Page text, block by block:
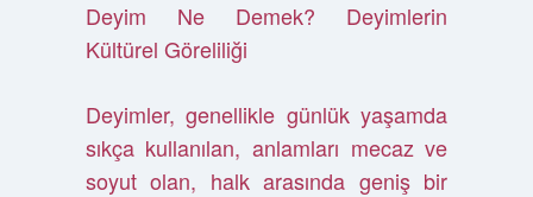
Deyim Ne Demek? Deyimlerin
Kültürel Göreliliği
Deyimler, genellikle günlük yaşamda
sıkça kullanılan, anlamları mecaz ve
soyut olan, halk arasında geniş bir